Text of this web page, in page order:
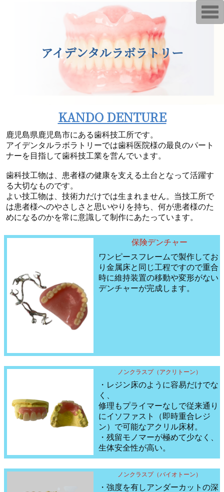
アイデンタルラボラトリー
KANDO DENTURE
鹿児島県鹿児島市にある歯科技工所です。
アイデンタルラボラトリーでは歯科医院様の最良のパート
ナーを目指して歯科技工業を営んでいます。
歯科技工物は、患者様の健康を支える土台となって活躍す
る大切なものです。
よい技工物は、技術力だけでは生まれません。当技工所で
は患者様へのやさしさと思いやりを持ち、何が患者様のた
めになるのかを常に意識して制作にあたっています。
保険デンチャー
ワンピースフレームで製作してお
り金属床と同じ工程ですので重合
時に維持装置の移動や変形がない
デンチャーが完成します。
ノンクラスプ（アクリトーン）
・レジン床のように容易だけでな
く、
修理もプライマーなしで従来通り
にイソファスト（即時重合レジ
ン）で可能なアクリル床材。
・残留モノマーが極めて少なく、
生体安全性が高い。
ノンクラスプ（バイオトーン）
・強度を有しアンダーカットの深
T
o
g